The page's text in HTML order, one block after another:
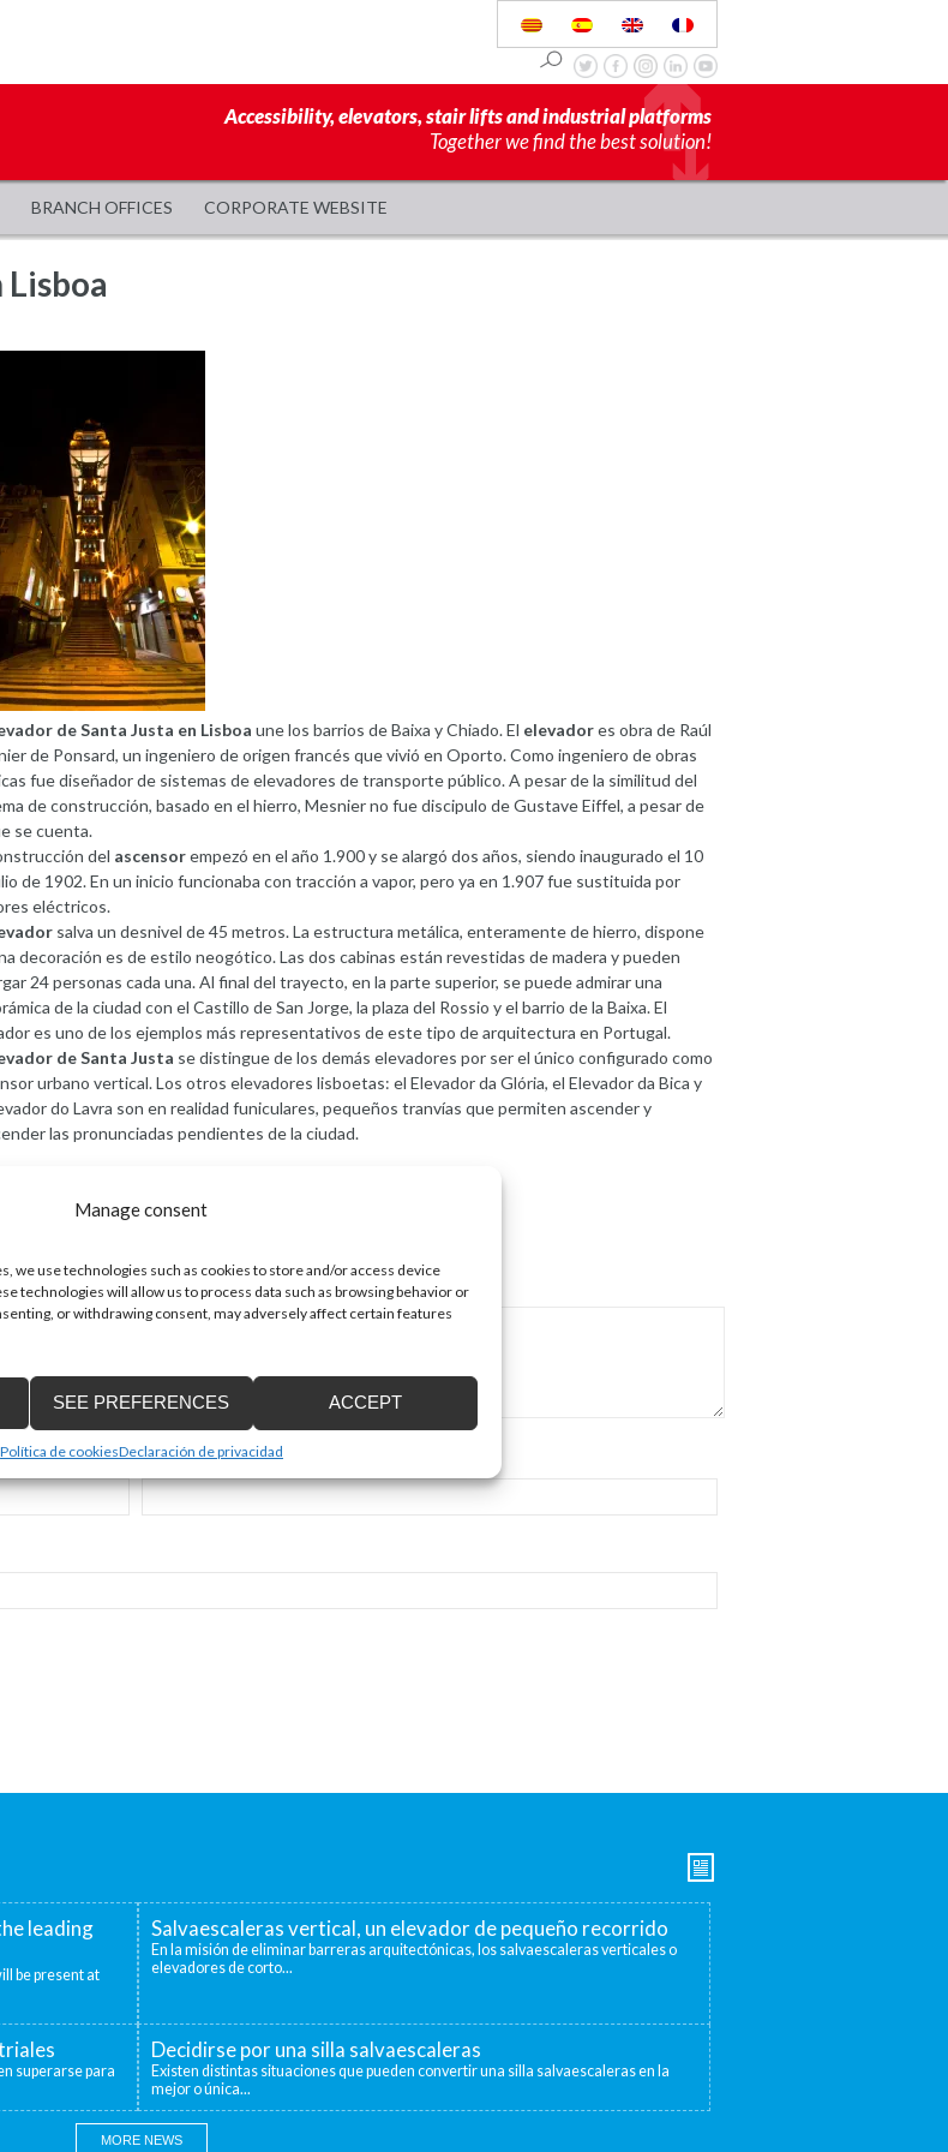
Manage consent
we use technologies such as cookies to store and/or access device
technologies will allow us to process data such as browsing behavior or
or withdrawing consent, may adversely affect certain features
ACCEPT
SEE PREFERENCES
Política de cookiesDeclaración de privacidad
Accessibility, elevators, stair lifts and industrial platforms
Together we find the best solution!
BRANCH OFFICES CORPORATE WEBSITE
Lisboa
de Santa Justa en Lisboa une los barrios de Baixa y Chiado. El elevadores obra de Raúl
de Ponsard, un ingeniero de origen francés que vivió en Oporto. Como ingeniero de obras
fue diseñador de sistemas de elevadores de transporte público. A pesar de la similitud del
de construcción, basado en el hierro, Mesnier no fue discipulo de Gustave Eiffel, a pesar de
se cuenta.
del ascensorempezó en el año 1.900 y se alargó dos años, siendo inaugurado el 10
de 1902. En un inicio funcionaba con tracción a vapor, pero ya en 1.907 fue sustituida por
eléctricos.
salva un desnivel de 45 metros. La estructura metálica, enteramente de hierro, dispone
decoración es de estilo neogótico. Las dos cabinas están revestidas de madera y pueden
24 personas cada una. Al final del trayecto, en la parte superior, se puede admirar una
de la ciudad con el Castillo de San Jorge, la plaza del Rossio y el barrio de la Baixa. El
es uno de los ejemplos más representativos de este tipo de arquitectura en Portugal.
de Santa Justa se distingue de los demás elevadores por ser el único configurado como
urbano vertical. Los otros elevadores lisboetas: el Elevador da Glória, el Elevador da Bica y
do Lavra son en realidad funiculares, pequeños tranvías que permiten ascender y
las pronunciadas pendientes de la ciudad.
leading
be present at
Salvaescaleras vertical, un elevador de pequeño recorrido
En la misión de eliminar barreras arquitectónicas, los salvaescaleras verticales o
elevadores de corto...
superarse para
Decidirse por una silla salvaescaleras
Existen distintas situaciones que pueden convertir una silla salvaescaleras en la
mejor o única...
MORE NEWS